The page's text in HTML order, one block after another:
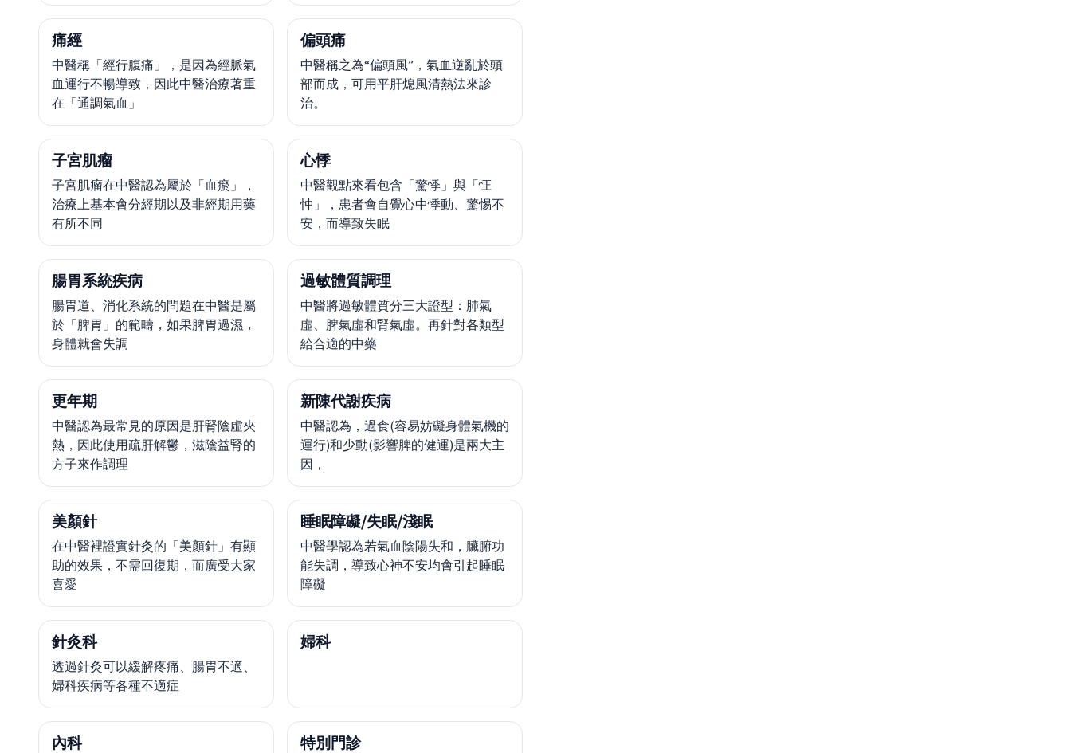
痛經
中醫稱「經行腹痛」，是因為經脈氣
血運行不暢導致，因此中醫治療著重
在「通調氣血」
偏頭痛
中醫稱之為“偏頭風”，氣血逆亂於頭
部而成，可用平肝熄風清熱法來診
治。
子宮肌瘤
子宮肌瘤在中醫認為屬於「血瘀」，
治療上基本會分經期以及非經期用藥
有所不同
心悸
中醫觀點來看包含「驚悸」與「怔
忡」，患者會自覺心中悸動、驚惕不
安，而導致失眠
腸胃系統疾病
腸胃道、消化系統的問題在中醫是屬
於「脾胃」的範疇，如果脾胃過濕，
身體就會失調
過敏體質調理
中醫將過敏體質分三大證型：肺氣
虛、脾氣虛和腎氣虛。再針對各類型
給合適的中藥
更年期
中醫認為最常見的原因是肝腎陰虛夾
熱，因此使用疏肝解鬱，滋陰益腎的
方子來作調理
新陳代謝疾病
中醫認為，過食(容易妨礙身體氣機的
運行)和少動(影響脾的健運)是兩大主
因，
美顏針
在中醫裡證實針灸的「美顏針」有顯
助的效果，不需回復期，而廣受大家
喜愛
睡眠障礙/失眠/淺眠
中醫學認為若氣血陰陽失和，臟腑功
能失調，導致心神不安均會引起睡眠
障礙
針灸科
透過針灸可以緩解疼痛、腸胃不適、
婦科疾病等各種不適症
婦科
內科 特別門診